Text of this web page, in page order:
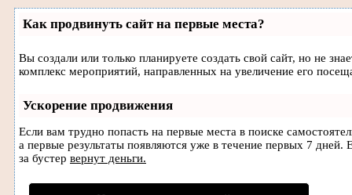
Как продвинуть сайт на первые места?
Вы создали или только планируете создать свой сайт, но не
комплекс мероприятий, направленных на увеличение его
Ускорение продвижения
Если вам трудно попасть на первые места в поиске
а первые результаты появляются уже в течение первых 7
за бустер вернут деньги.